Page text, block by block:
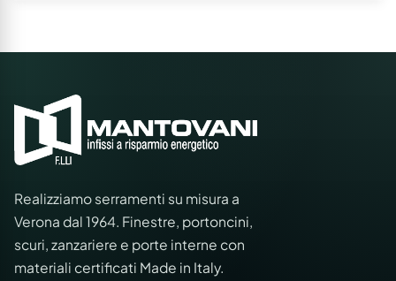
Realizziamo serramenti su misura a
Verona dal 1964. Finestre, portoncini,
scuri, zanzariere e porte interne con
materiali certificati Made in Italy.